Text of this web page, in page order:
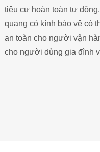
tiêu cự hoàn toàn tự
quang có kính bảo vệ có
an toàn cho người vận
cho người dùng gia đình